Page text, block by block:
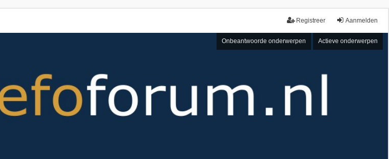
Aanmelden
Registreer
Onbeantwoorde onderwerpen Actieve onderwerpen